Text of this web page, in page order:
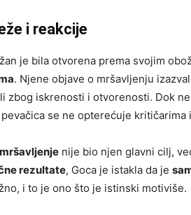
i reakcije
je bila otvorena prema svojim
. Njene objave o mršavljenju
zbog iskrenosti i otvorenosti. Dok
se ne opterećuje
mršavljenje nije bio njen glavni cilj,
rezultate, Goca je istakla da je
i to je ono što je istinski motiviše.